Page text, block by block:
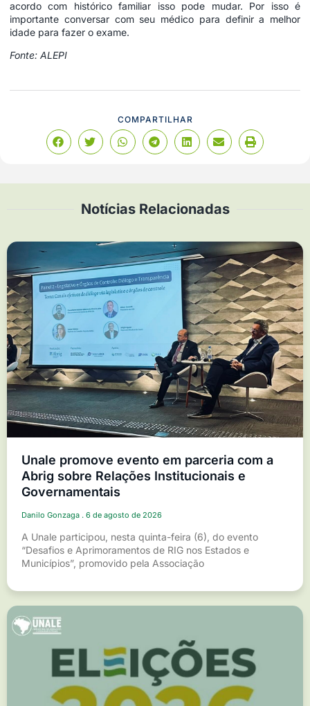
acordo com histórico familiar isso pode mudar. Por isso é
importante conversar com seu médico para definir a melhor
idade para fazer o exame.
Fonte: ALEPI
COMPARTILHAR
Notícias Relacionadas
Unale promove evento em parceria com a
Abrig sobre Relações Institucionais e
Governamentais
Danilo Gonzaga 6 de agosto de 2026
A Unale participou, nesta quinta-feira (6), do evento
“Desafios e Aprimoramentos de RIG nos Estados e
Municípios”, promovido pela Associação